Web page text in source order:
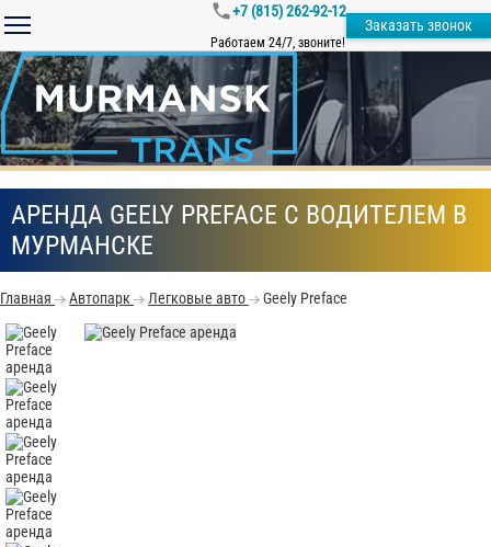
+7 (815) 262-92-12
Работаем 24/7, звоните!
Заказать звонок
АРЕНДА GEELY PREFACE С ВОДИТЕЛЕМ В
МУРМАНСКЕ
Главная Автопарк Легковые авто Geely Preface